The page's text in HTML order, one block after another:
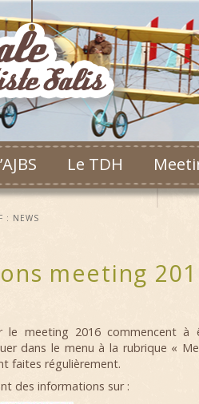
Le TDH
: NEWS
meeting
le meeting 2016 commencent à
dans le menu à la rubrique «
faites régulièrement.
des informations sur :